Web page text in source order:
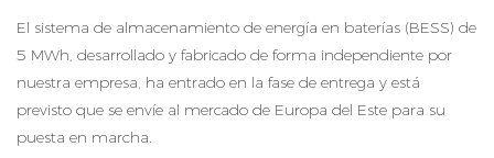
El sistema de almacenamiento de energía en baterías (BESS) de
5 MWh, desarrollado y fabricado de forma independiente por
nuestra empresa, ha entrado en la fase de entrega y está
previsto que se envíe al mercado de Europa del Este para su
puesta en marcha.